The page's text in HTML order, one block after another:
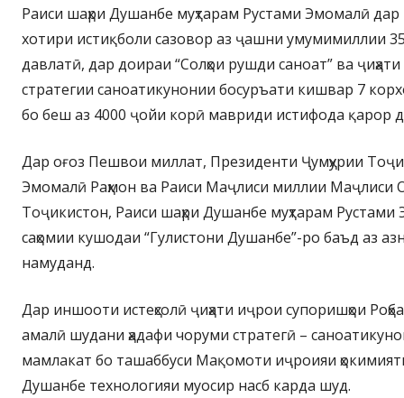
Раиси шаҳри Душанбе муҳтарам Рустами Эмомалӣ
хотири истиқболи сазовор аз ҷашни умумимиллии
давлатӣ, дар доираи “Солҳои рушди саноат” ва
стратегии саноатикунонии босуръати кишвар 7
бо беш аз 4000 ҷойи корӣ мавриди истифода қарор
Дар оғоз Пешвои миллат, Президенти Ҷумҳурии
Эмомалӣ Раҳмон ва Раиси Маҷлиси миллии Маҷлиси
Тоҷикистон, Раиси шаҳри Душанбе муҳтарам
саҳомии кушодаи “Гулистони Душанбе”-ро баъд аз
намуданд.
Дар иншооти истеҳсолӣ ҷиҳати иҷрои супоришҳои
амалӣ шудани ҳадафи чоруми стратегӣ –
мамлакат бо ташаббуси Мақомоти иҷроияи
Душанбе технологияи муосир насб карда шуд.